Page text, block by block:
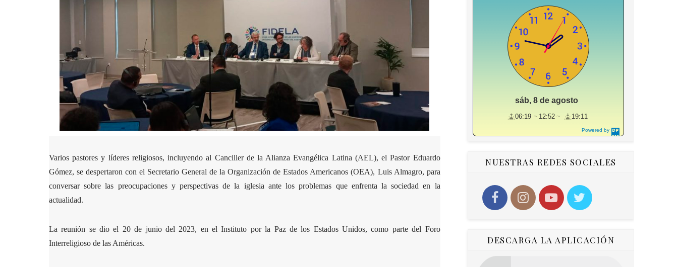
Varios pastores y líderes religiosos, incluyendo al Canciller de la Alianza Evangélica Latina (AEL), el Pastor Eduardo
Gómez, se despertaron con el Secretario General de la Organización de Estados Americanos (OEA), Luis Almagro, para
conversar sobre las preocupaciones y perspectivas de la iglesia ante los problemas que enfrenta la sociedad en la
actualidad.
La reunión se dio el 20 de junio del 2023, en el Instituto por la Paz de los Estados Unidos, como parte del Foro
Interreligioso de las Américas.
Powered by
DaysPedia.c
sáb, 8 de agosto
06:19 12:52 19:11
NUESTRAS REDES SOCIALES
DESCARGA LA APLICACIÓN